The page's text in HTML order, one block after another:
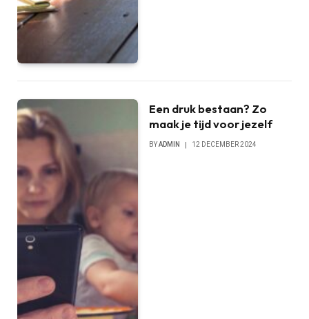
Een druk bestaan? Zo
maak je tijd voor jezelf
BYADMIN 12 DECEMBER 2024